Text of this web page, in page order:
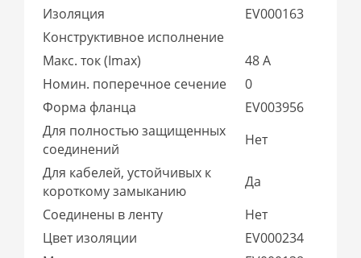
Изоляция
EV000163
Конструктивное исполнение
Макс. ток (Imax)
48 А
Номин. поперечное сечение
0
Форма фланца
EV003956
Для полностью защищенных
соединений
Нет
Для кабелей, устойчивых к
короткому замыканию
Да
Соединены в ленту
Нет
Цвет изоляции
EV000234